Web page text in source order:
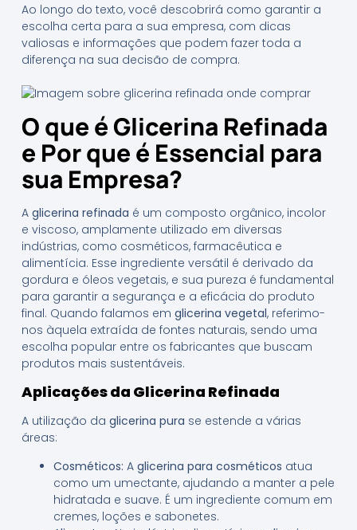
Ao longo do texto, você descobrirá como garantir a
escolha certa para a sua empresa, com dicas
valiosas e informações que podem fazer toda a
diferença na sua decisão de compra.
O que é Glicerina Refinada
e Por que é Essencial para
sua Empresa?
A glicerina refinada é um composto orgânico, incolor
e viscoso, amplamente utilizado em diversas
indústrias, como cosméticos, farmacêutica e
alimentícia. Esse ingrediente versátil é derivado da
gordura e óleos vegetais, e sua pureza é fundamental
para garantir a segurança e a eficácia do produto
final. Quando falamos em glicerina vegetal, referimo-
nos àquela extraída de fontes naturais, sendo uma
escolha popular entre os fabricantes que buscam
produtos mais sustentáveis.
Aplicações da Glicerina Refinada
A utilização da glicerina pura se estende a várias
áreas:
Cosméticos: A glicerina para cosméticos atua
como um umectante, ajudando a manter a pele
hidratada e suave. É um ingrediente comum em
cremes, loções e sabonetes.